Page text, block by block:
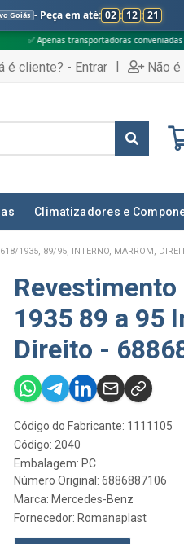
Goiás - Peça em até: 02 : 12 : 20
conveniadas (Grupo G5)
é cliente? - Entrar | Não
Climatizadores e
1935, 89/95, INTERNO, MARROM,
Revestimento
1935 89 a 95
Direito -
Código do Fabricante: 1111105
Código: 2040
Embalagem: PC
Número Original: 6886887106
Marca: Mercedes-Benz
Fornecedor: Romanaplast